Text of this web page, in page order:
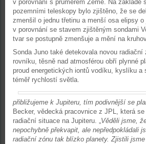
v porovnání s průměrem Země. Na základě
pozemními teleskopy bylo zjištěno, že se
zmenšil o jednu třetinu a menší osa elipsy o
v porovnání se stavem zjištěným sondami
tvar se postupně zmenšuje a mění na
Sonda Juno také detekovala novou
rovníku, těsně nad atmosférou obří plynné
proud energetických iontů vodíku, kyslíku a
téměř rychlostí světla.
přibližujeme k Jupiteru, tím podivnější se
Becker, vědecká pracovnice z JPL, která
radiační situace na Jupiteru. „Věděli jsme,
nepochybně překvapit, ale nepředpokládali
radiační zónu tak blízko planety. Zjistili